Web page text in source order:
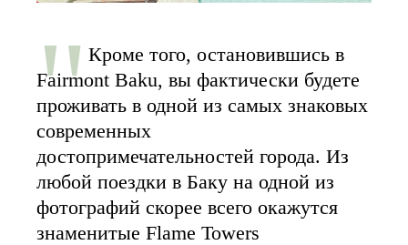
Кроме того, остановившись в
Fairmont Baku, вы фактически будете
проживать в одной из самых знаковых
современных
достопримечательностей города. Из
любой поездки в Баку на одной из
фотографий скорее всего окажутся
знаменитые Flame Towers